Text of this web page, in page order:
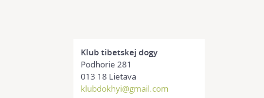
Klub tibetskej dogy
Podhorie 281
013 18 Lietava
klubdokhyi@gmail.com